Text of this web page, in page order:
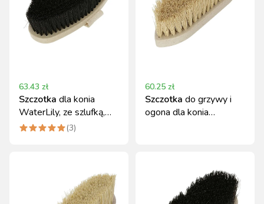
63.43 zł
Szczotka dla konia
WaterLily, ze szlufką,
miękka, 17 cm,
(3)
60.25 zł
Szczotka do grzywy i
ogona dla konia